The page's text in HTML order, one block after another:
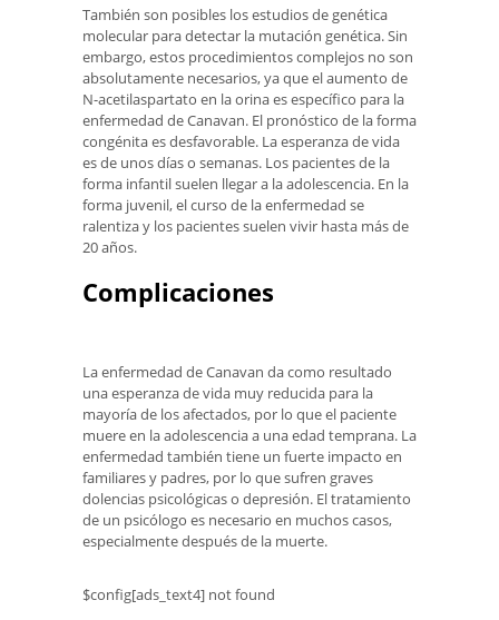
También son posibles los estudios de genética
molecular para detectar la mutación genética. Sin
embargo, estos procedimientos complejos no son
absolutamente necesarios, ya que el aumento de
N-acetilaspartato en la orina es específico para la
enfermedad de Canavan. El pronóstico de la forma
congénita es desfavorable. La esperanza de vida
es de unos días o semanas. Los pacientes de la
forma infantil suelen llegar a la adolescencia. En la
forma juvenil, el curso de la enfermedad se
ralentiza y los pacientes suelen vivir hasta más de
20 años.
Complicaciones
La enfermedad de Canavan da como resultado
una esperanza de vida muy reducida para la
mayoría de los afectados, por lo que el paciente
muere en la adolescencia a una edad temprana. La
enfermedad también tiene un fuerte impacto en
familiares y padres, por lo que sufren graves
dolencias psicológicas o depresión. El tratamiento
de un psicólogo es necesario en muchos casos,
especialmente después de la muerte.
$config[ads_text4] not found